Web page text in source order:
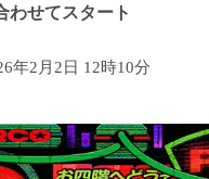
わせてスタート
年2月2日 12時10分